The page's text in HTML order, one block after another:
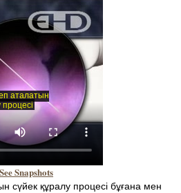
See Snapshots
сүйек құралу процесі бұғана мен